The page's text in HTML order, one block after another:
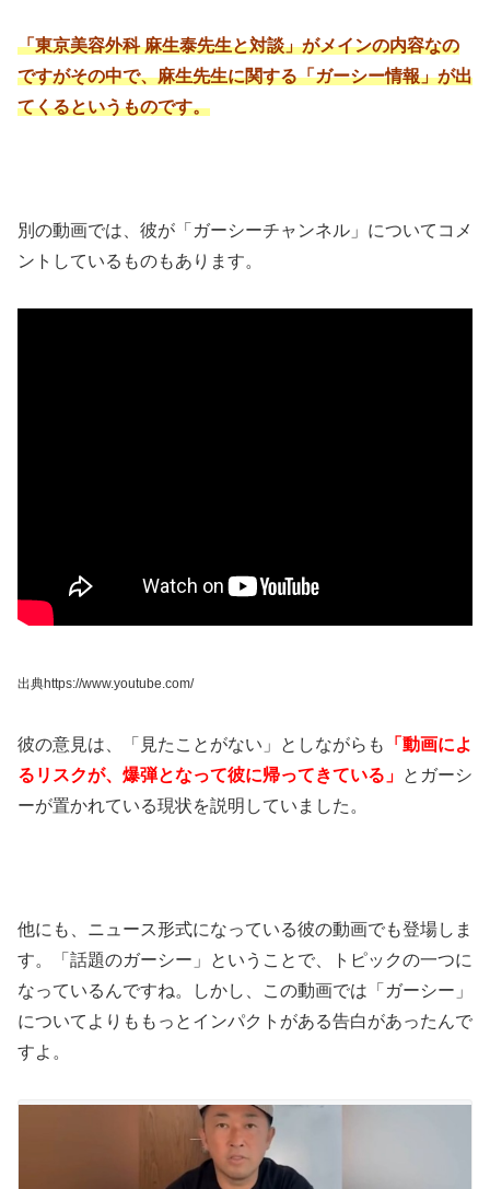
「東京美容外科 麻生泰先生と対談」がメインの内容なの
ですがその中で、麻生先生に関する「ガーシー情報」が出
てくるというものです。
別の動画では、彼が「ガーシーチャンネル」についてコメ
ントしているものもあります。
出典https://www.youtube.com/
彼の意見は、「見たことがない」としながらも
「動画によ
るリスクが、爆弾となって彼に帰ってきている」 とガーシ
ーが置かれている現状を説明していました。
他にも、ニュース形式になっている彼の動画でも登場しま
す。「話題のガーシー」ということで、トピックの一つに
なっているんですね。しかし、この動画では「ガーシー」
についてよりももっとインパクトがある告白があったんで
すよ。